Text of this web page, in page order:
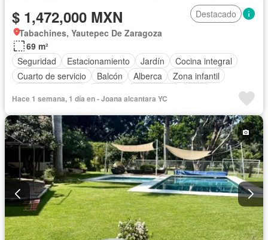
$ 1,472,000 MXN
Destacado
Tabachines, Yautepec De Zaragoza
69 m²
Seguridad
Estacionamiento Jardín
Cocina integral
Cuarto de servicio
Balcón Alberca
Zona infantil
Televisión por cable
Zonas verdes
Caseta de vigilancia
Wifi
Permite mascotas Permite niños
Solo familias
Parcialmente amueblado
Hace 1 semana, 1 día en - Joana alcantara YC